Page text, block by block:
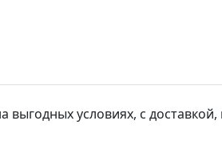
условиях, с доставкой,